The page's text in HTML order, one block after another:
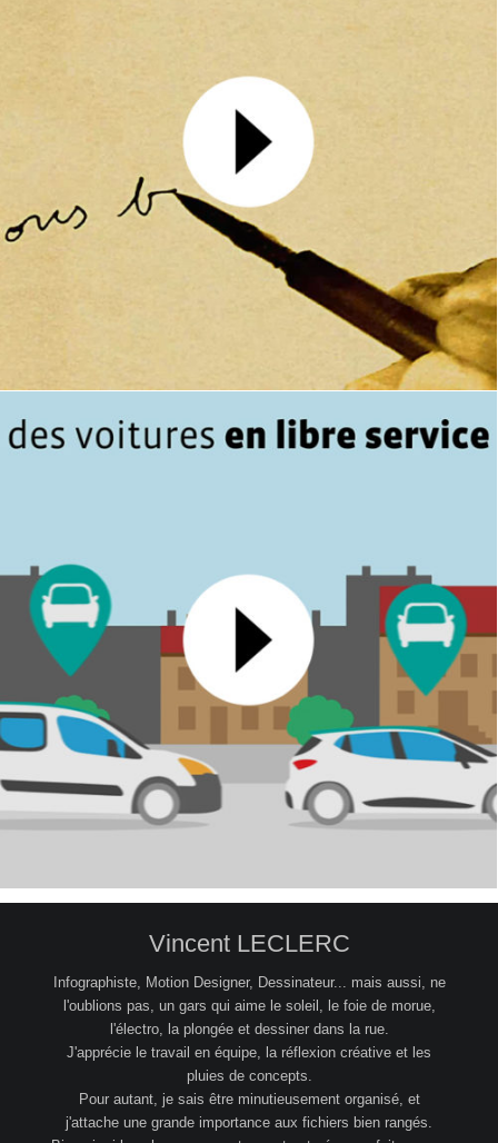
MOTION DESIGN
Bons baisers de Gironde
MOTION DESIGN
Client : Citiz
Vincent LECLERC
Infographiste, Motion Designer, Dessinateur... mais aussi, ne
l'oublions pas, un gars qui aime le soleil, le foie de morue,
l'électro, la plongée et dessiner dans la rue.
J'apprécie le travail en équipe, la réflexion créative et les
pluies de concepts.
Pour autant, je sais être minutieusement organisé, et
j'attache une grande importance aux fichiers bien rangés.